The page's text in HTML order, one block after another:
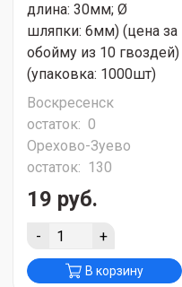
длина: 30мм; Ø
шляпки: 6мм) (цена за
обойму из 10 гвоздей)
(упаковка: 1000шт)
Воскресенск
остаток: 0
Орехово-Зуево
остаток: 130
19 руб.
- +
В корзину